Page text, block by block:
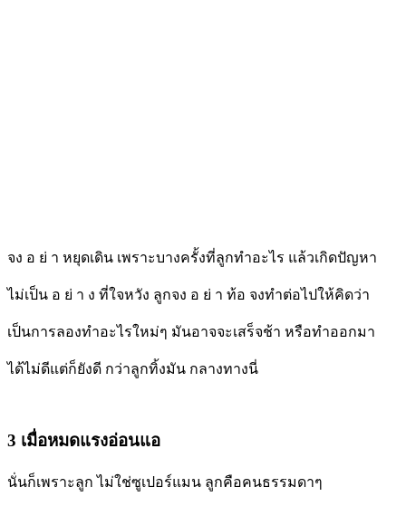
จง อ ย่ า หยุดเดิน เพราะบางครั้งที่ลูกทำอะไร แล้วเกิดปัญหา
ไม่เป็น อ ย่ า ง ที่ใจหวัง ลูกจง อ ย่ า ท้อ จงทำต่อไปให้คิดว่า
เป็นการลองทำอะไรใหม่ๆ มันอาจจะเสร็จช้า หรือทำออกมา
ได้ไม่ดีแต่ก็ยังดี กว่าลูกทิ้งมัน กลางทางนี่
3 เมื่อหมดแรงอ่อนแอ
นั่นก็เพราะลูก ไม่ใช่ซูเปอร์แมน ลูกคือคนธรรมดาๆ